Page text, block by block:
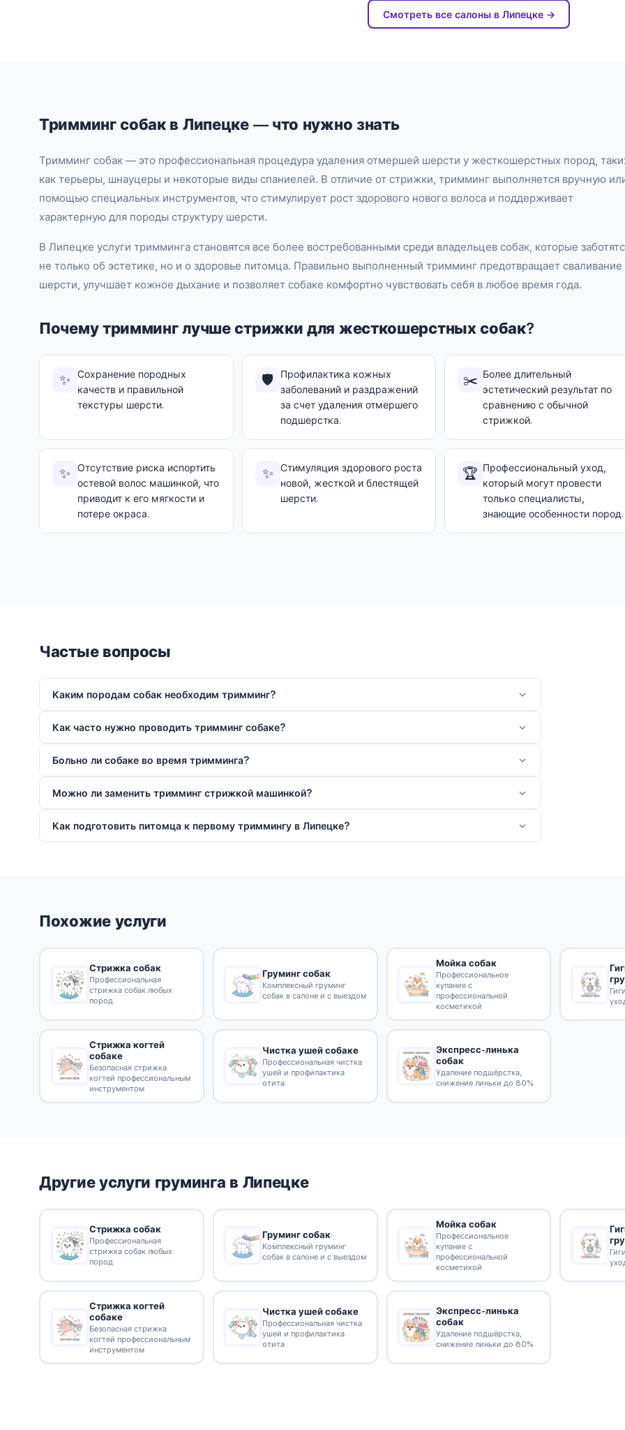
Смотреть все салоны в Липецке →
Тримминг собак в Липецке — что нужно знать
Тримминг собак — это профессиональная процедура удаления отмершей шерсти у жесткошерстных пород,
как терьеры, шнауцеры и некоторые виды спаниелей. В отличие от стрижки, тримминг выполняется вручную
помощью специальных инструментов, что стимулирует рост здорового нового волоса и поддерживает
характерную для породы структуру шерсти.
В Липецке услуги тримминга становятся все более востребованными среди владельцев собак, которые
не только об эстетике, но и о здоровье питомца. Правильно выполненный тримминг предотвращает сваливание
шерсти, улучшает кожное дыхание и позволяет собаке комфортно чувствовать себя в любое время года.
Почему тримминг лучше стрижки для жесткошерстных собак?
✨ Сохранение породных
качеств и правильной
текстуры шерсти.
🛡️
Профилактика кожных
заболеваний и раздражений
за счет удаления отмершего
подшерстка.
✂️ Более длительный
эстетический результат по
сравнению с обычной
стрижкой.
✨ Отсутствие риска испортить
остевой волос машинкой, что
приводит к его мягкости и
потере окраса.
✨
Стимуляция здорового роста
новой, жесткой и блестящей
шерсти.
🏆 Профессиональный уход,
который могут провести
только специалисты,
знающие особенности пород.
Частые вопросы
Каким породам собак необходим тримминг?
Как часто нужно проводить тримминг собаке?
Больно ли собаке во время тримминга?
Можно ли заменить тримминг стрижкой машинкой?
Как подготовить питомца к первому триммингу в Липецке?
Похожие услуги
Стрижка собак
Профессиональная
стрижка собак любых
пород
Груминг собак
Комплексный груминг
собак в салоне и с выездом
Мойка собак
Профессиональное
купание с
профессиональной
косметикой
Стрижка когтей
собаке
Безопасная стрижка
когтей профессиональным
инструментом
Чистка ушей собаке
Профессиональная чистка
ушей и профилактика
отита
Экспресс-линька
собак
Удаление подшёрстка,
снижение линьки до 80%
Другие услуги груминга в Липецке
Стрижка собак
Профессиональная
стрижка собак любых
пород
Груминг собак
Комплексный груминг
собак в салоне и с выездом
Мойка собак
Профессиональное
купание с
профессиональной
косметикой
Стрижка когтей
собаке
Безопасная стрижка
когтей профессиональным
инструментом
Чистка ушей собаке
Профессиональная чистка
ушей и профилактика
отита
Экспресс-линька
собак
Удаление подшёрстка,
снижение линьки до 80%